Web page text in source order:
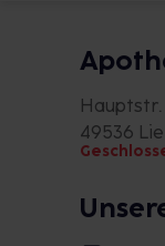
Hauptstr.
49536